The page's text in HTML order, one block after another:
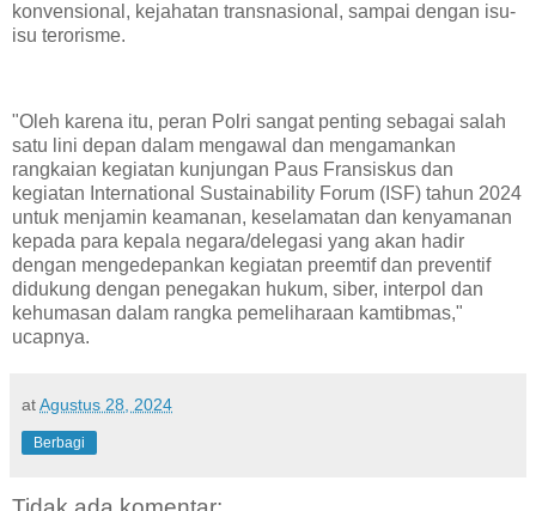
konvensional, kejahatan transnasional, sampai dengan isu-
isu terorisme.
"Oleh karena itu, peran Polri sangat penting sebagai salah
satu lini depan dalam mengawal dan mengamankan
rangkaian kegiatan kunjungan Paus Fransiskus dan
kegiatan International Sustainability Forum (ISF) tahun 2024
untuk menjamin keamanan, keselamatan dan kenyamanan
kepada para kepala negara/delegasi yang akan hadir
dengan mengedepankan kegiatan preemtif dan preventif
didukung dengan penegakan hukum, siber, interpol dan
kehumasan dalam rangka pemeliharaan kamtibmas,"
ucapnya.
atAgustus 28, 2024
Berbagi